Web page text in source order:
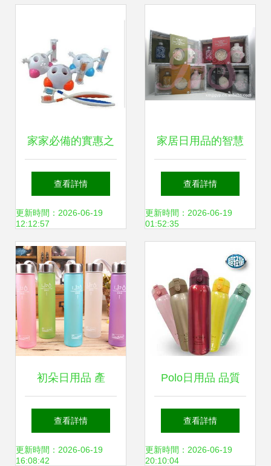
家家必備的實惠之
選 廠家?guī)齑嫒
沼闷罚尷郊遥
傆幸豢钸m合您
查看詳情
更新時間：2026-06-19
12:12:57
家居日用品的智慧
構(gòu)筑舒適生活
的隱形基石
查看詳情
更新時間：2026-06-19
01:52:35
初朵日用品 產
(chǎn)品優(yōu)勢
與加盟前景深度解
查看詳情
更新時間：2026-06-19
16:08:42
Polo日用品 品質
(zhì)生活，盡在細
節(jié)
查看詳情
更新時間：2026-06-19
20:10:04